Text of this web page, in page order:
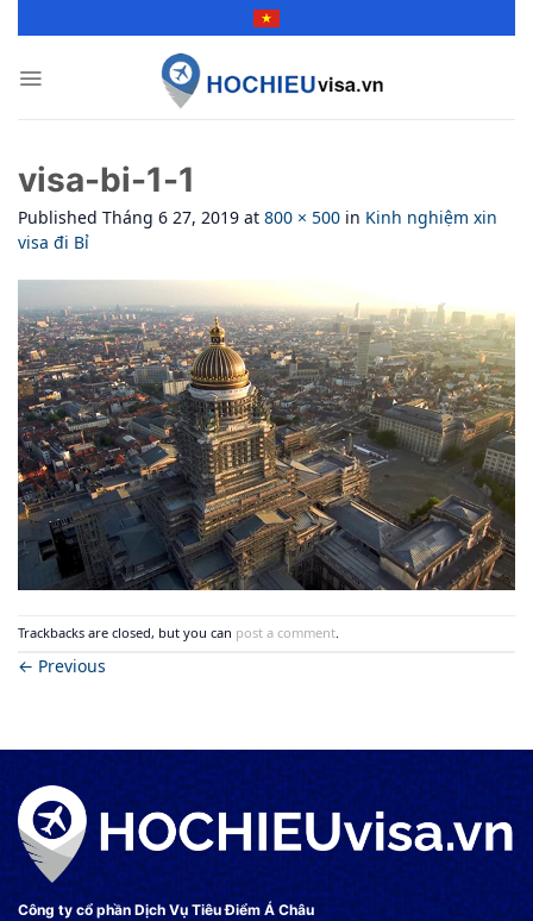
visa-bi-1-1
Published Tháng 6 27, 2019 at 800 × 500 in Kinh nghiệm xin
visa đi Bỉ
Trackbacks are closed, but you can post a comment
← Previous
Công ty cổ phần Dịch Vụ Tiêu Điểm Á Châu